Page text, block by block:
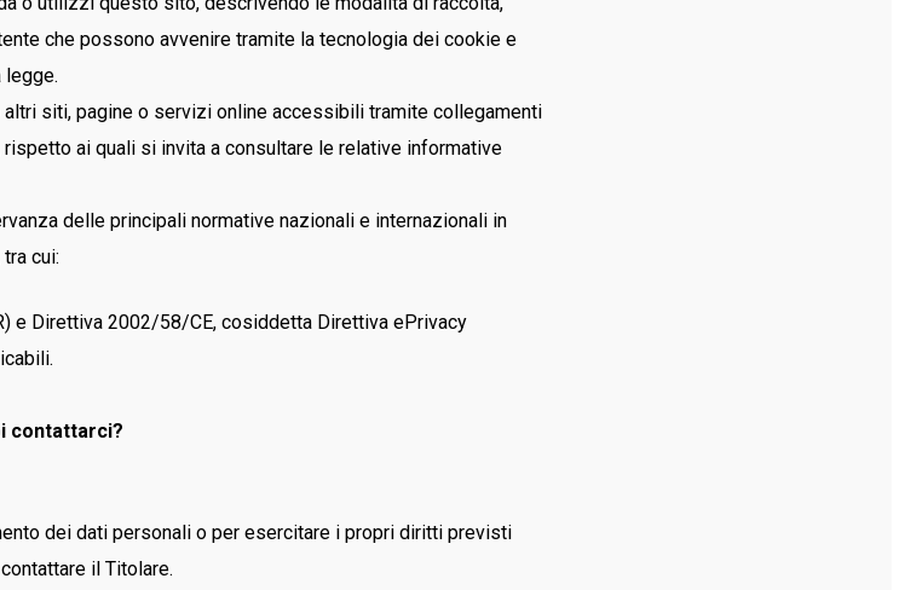
che possono avvenire tramite la tecnologia dei cookie e
legge.
siti, pagine o servizi online accessibili tramite collegamenti
ai quali si invita a consultare le relative informative
delle principali normative nazionali e internazionali in
cui:
e Direttiva 2002/58/CE, cosiddetta Direttiva ePrivacy
contattarci?
dei dati personali o per esercitare i propri diritti previsti
il Titolare.